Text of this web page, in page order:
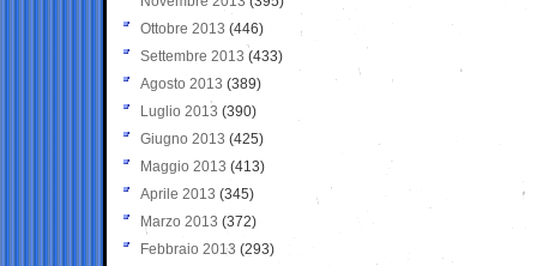
Ottobre 2013 (446)
Settembre 2013 (433)
Agosto 2013 (389)
Luglio 2013 (390)
Giugno 2013 (425)
Maggio 2013 (413)
Aprile 2013 (345)
Marzo 2013 (372)
Febbraio 2013 (293)